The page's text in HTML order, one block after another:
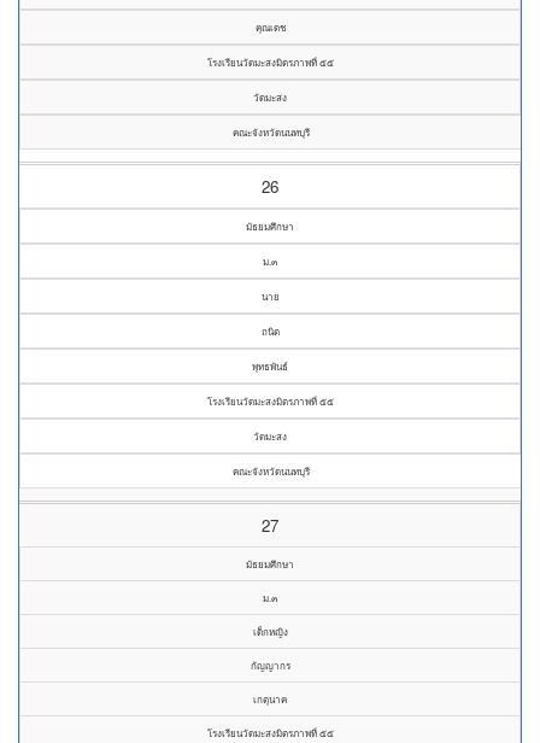
คุณเดช
โรงเรียนวัดมะสงมิตรภาพที่ ๕๕
วัดมะสง
คณะจังหวัดนนทบุรี
26
มัธยมศึกษา
ม.๓
นาย
ถนิต
พุทธพันธ์
โรงเรียนวัดมะสงมิตรภาพที่ ๕๕
วัดมะสง
คณะจังหวัดนนทบุรี
27
มัธยมศึกษา
ม.๓
เด็กหญิง
กัญญากร
เกตุนาค
โรงเรียนวัดมะสงมิตรภาพที่ ๕๕